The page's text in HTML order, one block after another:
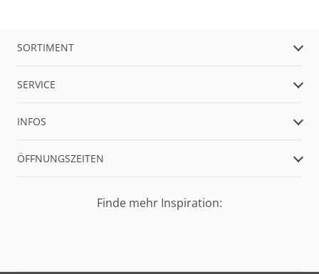
SORTIMENT
SERVICE
INFOS
ÖFFNUNGSZEITEN
Finde mehr Inspiration: